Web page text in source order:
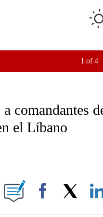
1 of 4
ABOUT NEW PAGES ON "NOTICIAS -
comandantes
el Líbano
PAGES ON "".
Facebook